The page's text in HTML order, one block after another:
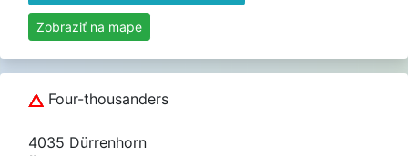
Zobraziť na mape
Four-thousanders
4035 Dürrenhorn